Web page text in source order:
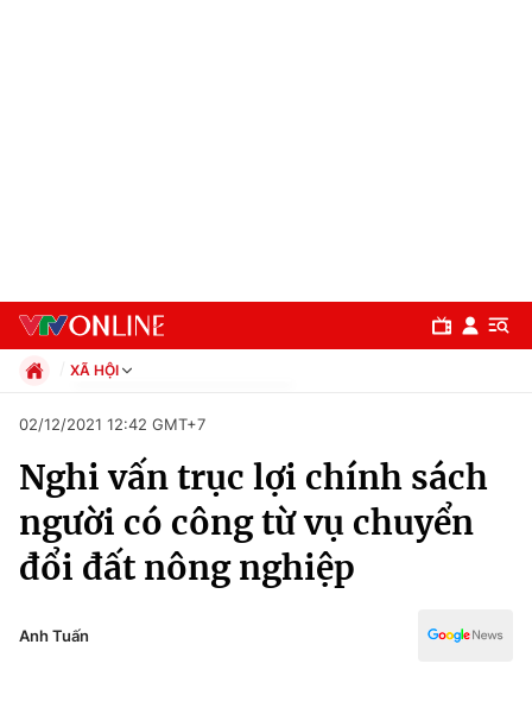
Chuyên mục
Chính trị
XÃ HỘI
Xã hội
Pháp luật
Thể thao
Truyền hình
Văn hóa - Giải trí
02/12/2021 12:42 GMT+7
Nghi vấn trục lợi chính sách
người có công từ vụ chuyển
đổi đất nông nghiệp
Anh Tuấn